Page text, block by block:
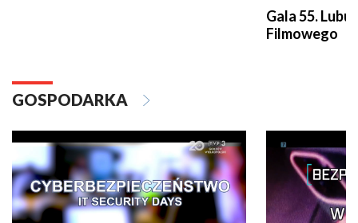
Gala 55.
Filmowego
GOSPODARKA